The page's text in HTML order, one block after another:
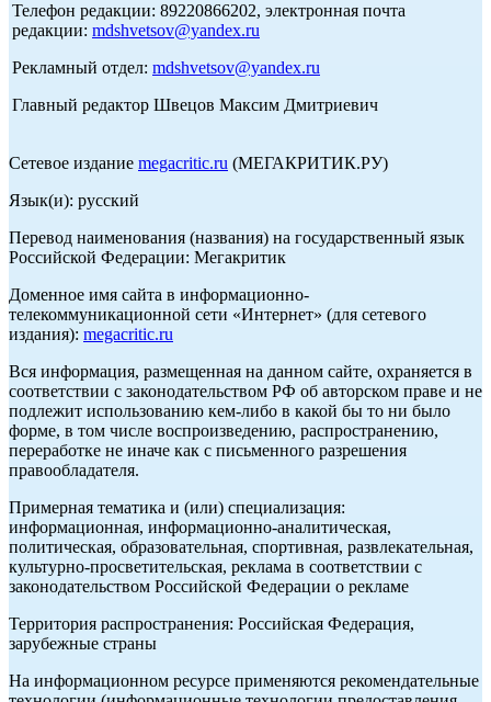
Телефон редакции: 89220866202, электронная почта
редакции: mdshvetsov@yandex.ru
Рекламный отдел: mdshvetsov@yandex.ru
Главный редактор Швецов Максим Дмитриевич
Сетевое издание megacritic.ru (МЕГАКРИТИК.РУ)
Язык(и): русский
Перевод наименования (названия) на государственный язык
Российской Федерации: Мегакритик
Доменное имя сайта в информационно-
телекоммуникационной сети «Интернет» (для сетевого
издания): megacritic.ru
Вся информация, размещенная на данном сайте, охраняется в
соответствии с законодательством РФ об авторском праве и не
подлежит использованию кем-либо в какой бы то ни было
форме, в том числе воспроизведению, распространению,
переработке не иначе как с письменного разрешения
правообладателя.
Примерная тематика и (или) специализация:
информационная, информационно-аналитическая,
политическая, образовательная, спортивная, развлекательная,
культурно-просветительская, реклама в соответствии с
законодательством Российской Федерации о рекламе
Территория распространения: Российская Федерация,
зарубежные страны
На информационном ресурсе применяются рекомендательные